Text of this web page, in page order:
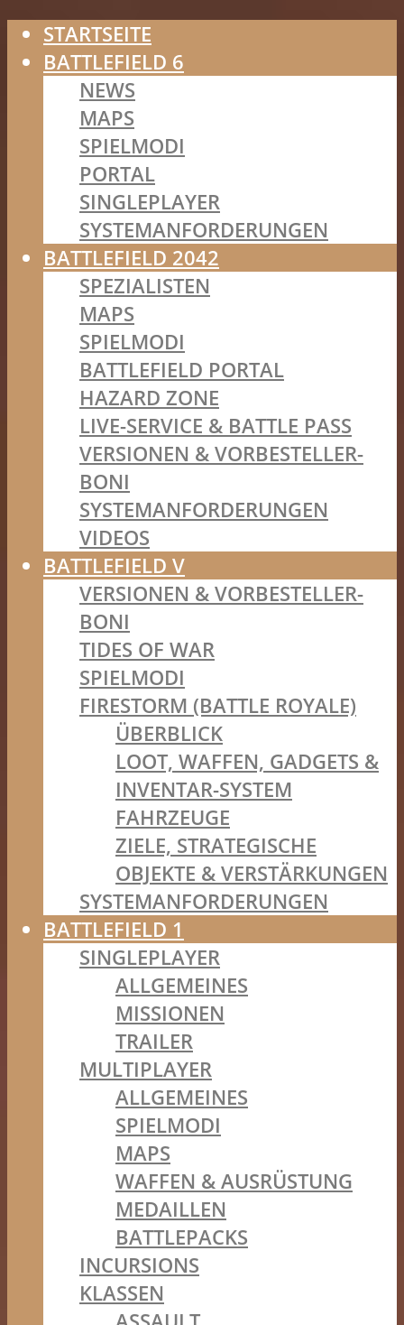
STARTSEITE
BATTLEFIELD 6
NEWS
MAPS
SPIELMODI
PORTAL
SINGLEPLAYER
SYSTEMANFORDERUNGEN
BATTLEFIELD 2042
SPEZIALISTEN
MAPS
SPIELMODI
BATTLEFIELD PORTAL
HAZARD ZONE
LIVE-SERVICE & BATTLE PASS
VERSIONEN & VORBESTELLER-
BONI
SYSTEMANFORDERUNGEN
VIDEOS
BATTLEFIELD V
VERSIONEN & VORBESTELLER-
BONI
TIDES OF WAR
SPIELMODI
FIRESTORM (BATTLE ROYALE)
ÜBERBLICK
LOOT, WAFFEN, GADGETS &
INVENTAR-SYSTEM
FAHRZEUGE
ZIELE, STRATEGISCHE
OBJEKTE & VERSTÄRKUNGEN
SYSTEMANFORDERUNGEN
BATTLEFIELD 1
SINGLEPLAYER
ALLGEMEINES
MISSIONEN
TRAILER
MULTIPLAYER
ALLGEMEINES
SPIELMODI
MAPS
WAFFEN & AUSRÜSTUNG
MEDAILLEN
BATTLEPACKS
INCURSIONS
KLASSEN